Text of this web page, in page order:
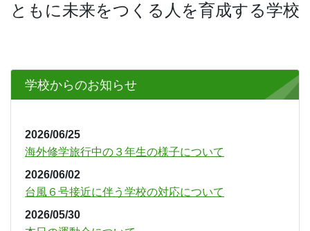
ともに未来をつくる人を育成する学校
Previous